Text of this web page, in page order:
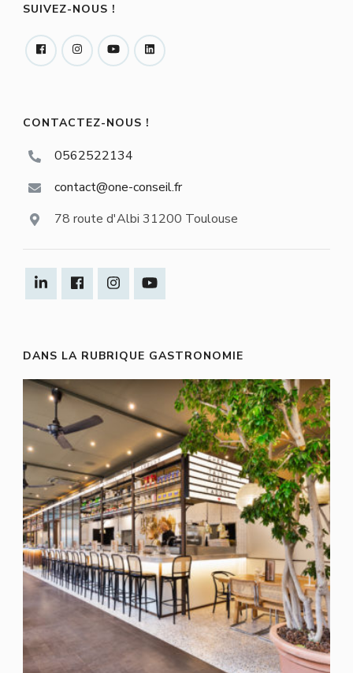
SUIVEZ-NOUS !
CONTACTEZ-NOUS !
0562522134
contact@one-conseil.fr
78 route d'Albi 31200 Toulouse
DANS LA RUBRIQUE GASTRONOMIE